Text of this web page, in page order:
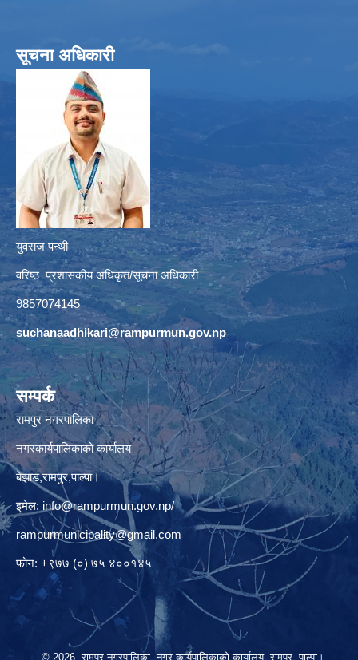
सूचना अधिकारी
युवराज पन्थी
वरिष्ठ प्रशासकीय अधिकृत/सूचना अधिकारी
9857074145
suchanaadhikari@rampurmun.gov.np
सम्पर्क
रामपुर नगरपालिका
नगरकार्यपालिकाको कार्यालय
बेझाड,रामपुर,पाल्पा।
इमेल: info@rampurmun.gov.np/
rampurmunicipality@gmail.com
फोन: +९७७ (०) ७५ ४००१४५
© 2026 रामपुर नगरपालिका, नगर कार्यपालिकाको कार्यालय, रामपुर, पाल्पा।